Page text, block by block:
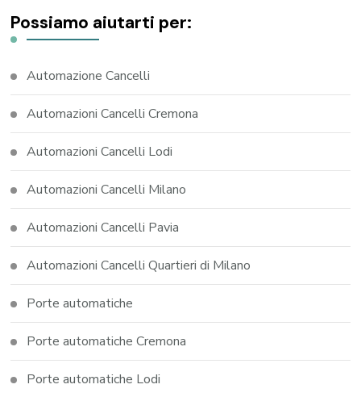
Possiamo aiutarti per:
Automazione Cancelli
Automazioni Cancelli Cremona
Automazioni Cancelli Lodi
Automazioni Cancelli Milano
Automazioni Cancelli Pavia
Automazioni Cancelli Quartieri di Milano
Porte automatiche
Porte automatiche Cremona
Porte automatiche Lodi